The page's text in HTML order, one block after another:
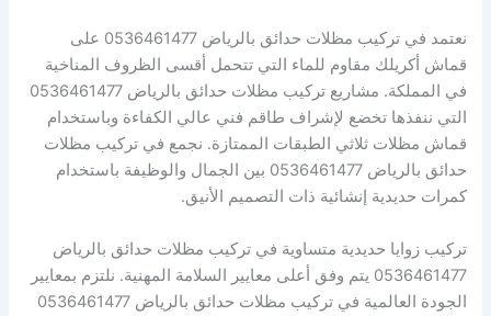
نعتمد في تركيب مظلات حدائق بالرياض 0536461477 على
قماش أكريلك مقاوم للماء التي تتحمل أقسى الظروف المناخية
في المملكة. مشاريع تركيب مظلات حدائق بالرياض 0536461477
التي ننفذها تخضع لإشراف طاقم فني عالي الكفاءة وباستخدام
قماش مظلات ثلاثي الطبقات الممتازة. نجمع في تركيب مظلات
حدائق بالرياض 0536461477 بين الجمال والوظيفة باستخدام
كمرات حديدية إنشائية ذات التصميم الأنيق.
تركيب زوايا حديدية متساوية في تركيب مظلات حدائق بالرياض
0536461477 يتم وفق أعلى معايير السلامة المهنية. نلتزم بمعايير
الجودة العالمية في تركيب مظلات حدائق بالرياض 0536461477